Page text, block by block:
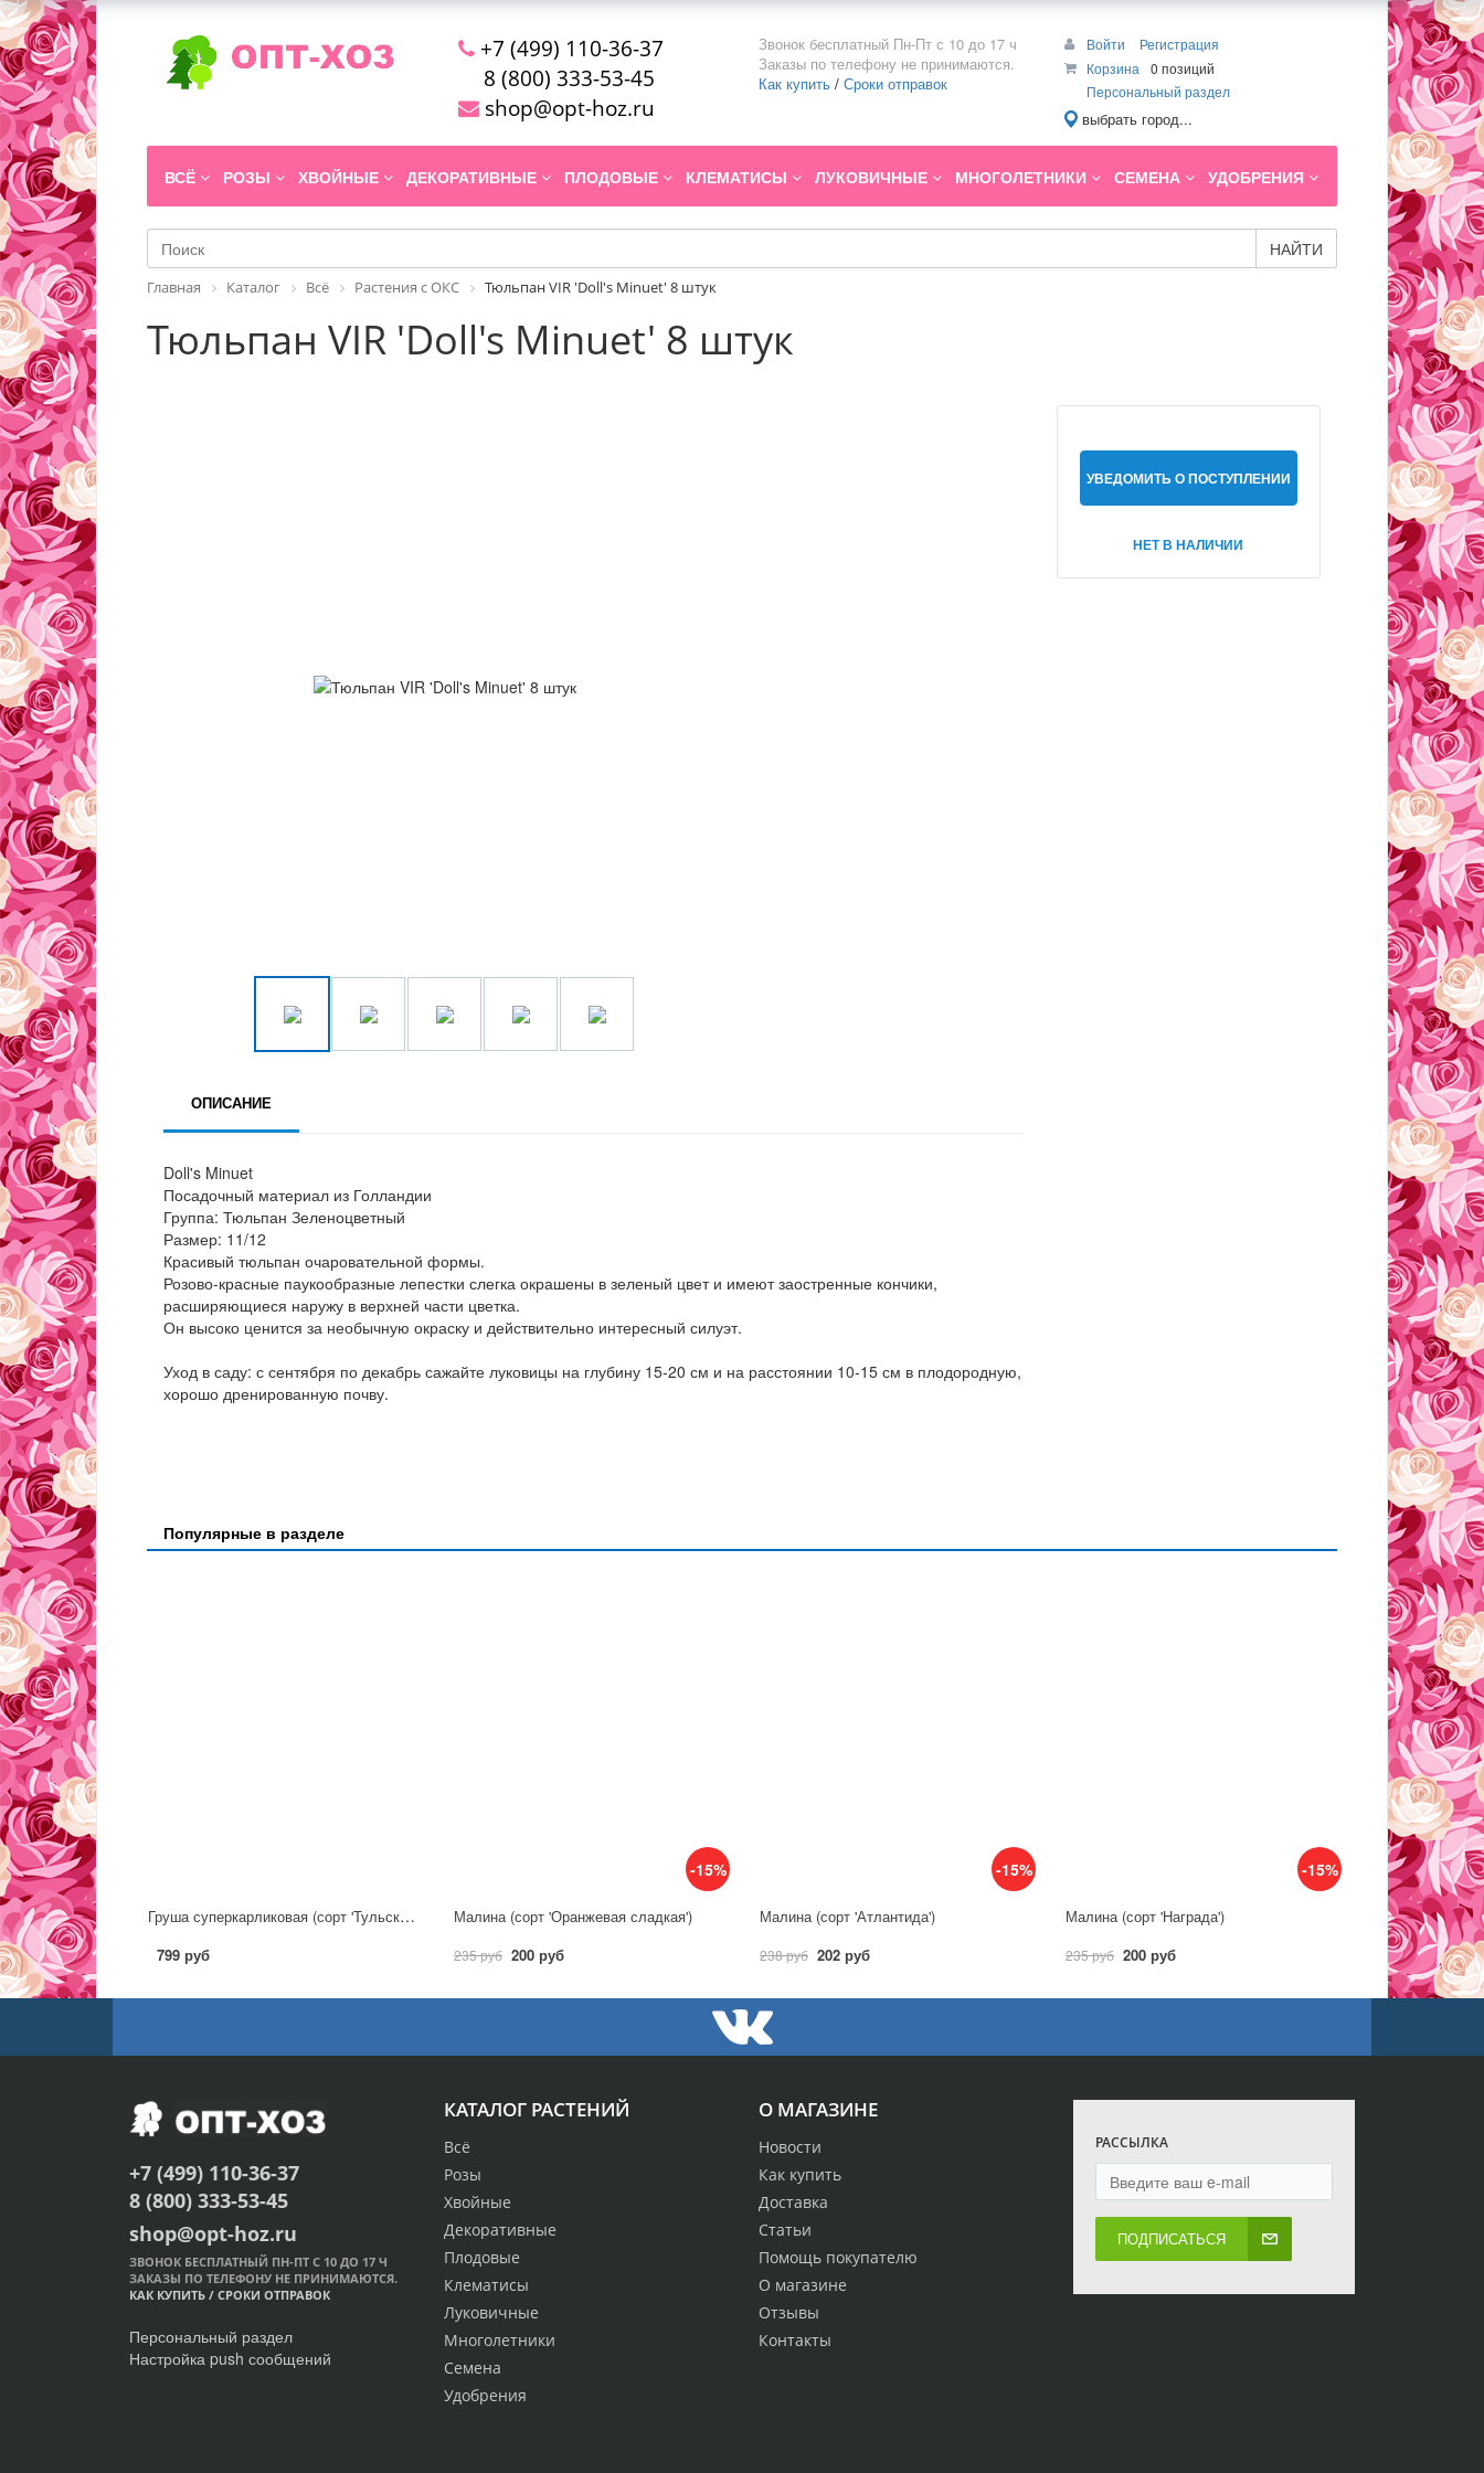
+7 (499) 110-36-37
8 (800) 333-53-45
shop@opt-hoz.ru
Звонок бесплатный Пн-Пт с 10 до 17 ч
Заказы по телефону не принимаются.
Как купить / Сроки отправок
Войти
Регистрация
Корзина
0 позиций
Персональный раздел
выбрать город...
ВСЁ РОЗЫ ХВОЙНЫЕ ДЕКОРАТИВНЫЕ ПЛОДОВЫЕ КЛЕМАТИСЫ ЛУКОВИЧНЫЕ МНОГОЛЕТНИКИ СЕМЕНА УДОБРЕНИЯ
НАЙТИ
Главная Каталог Всё Растения с ОКС Тюльпан VIR 'Doll's Minuet' 8 штук
Тюльпан VIR 'Doll's Minuet' 8 штук
УВЕДОМИТЬ О ПОСТУПЛЕНИИ
НЕТ В НАЛИЧИИ
ОПИСАНИЕ
Doll's Minuet
Посадочный материал из Голландии
Группа: Тюльпан Зеленоцветный
Размер: 11/12
Красивый тюльпан очаровательной формы.
Розово-красные паукообразные лепестки слегка окрашены в зеленый цвет и имеют заостренные кончики,
расширяющиеся наружу в верхней части цветка.
Он высоко ценится за необычную окраску и действительно интересный силуэт.
Уход в саду: с сентября по декабрь сажайте луковицы на глубину 15-20 см и на расстоянии 10-15 см в плодородную,
хорошо дренированную почву.
Популярные в разделе
Груша суперкарликовая (сорт 'Тульская Летняя')
799 руб
-15%
Малина (сорт 'Оранжевая сладкая')
235 руб 200 руб
-15%
Малина (сорт 'Атлантида')
238 руб 202 руб
-15%
Малина (сорт 'Награда')
235 руб 200 руб
О МАГАЗИНЕ
Новости
Как купить
Доставка
Статьи
Помощь покупателю
О магазине
Отзывы
Контакты
КАТАЛОГ РАСТЕНИЙ
Всё
Розы
Хвойные
Декоративные
Плодовые
Клематисы
Луковичные
Многолетники
Семена
Удобрения
РАССЫЛКА
ПОДПИСАТЬСЯ
+7 (499) 110-36-37
8 (800) 333-53-45
shop@opt-hoz.ru
ЗВОНОК БЕСПЛАТНЫЙ ПН-ПТ С 10 ДО 17 Ч
ЗАКАЗЫ ПО ТЕЛЕФОНУ НЕ ПРИНИМАЮТСЯ.
КАК КУПИТЬ / СРОКИ ОТПРАВОК
Персональный раздел
Настройка push сообщений